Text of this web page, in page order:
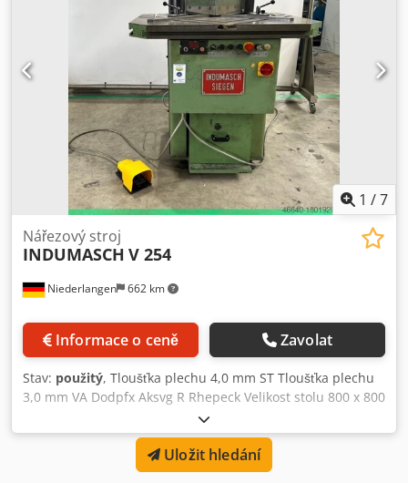
1 /7
Niederlangen 662 km
Nářezový stroj
INDUMASCH V 254
Informace o ceně Zavolat
Stav: použitý, Tloušťka plechu 4,0 mm ST Tloušťka plechu
3,0 mm VA Dodpfx Aksvg R Rhepeck Velikost stolu 800 x 800
mm Délka nože 250 x 250 mm Počet úderů za minutu cca
55 min. Výkon motoru 4 kW Hmotnost stroje přibližně 800
kg Potřeba místa cca 1300 x 1300 x 1300 mm Vybavení: -
Elektrohydraulický nářezový stroj - 2x aretační přesný
Uložit hledání